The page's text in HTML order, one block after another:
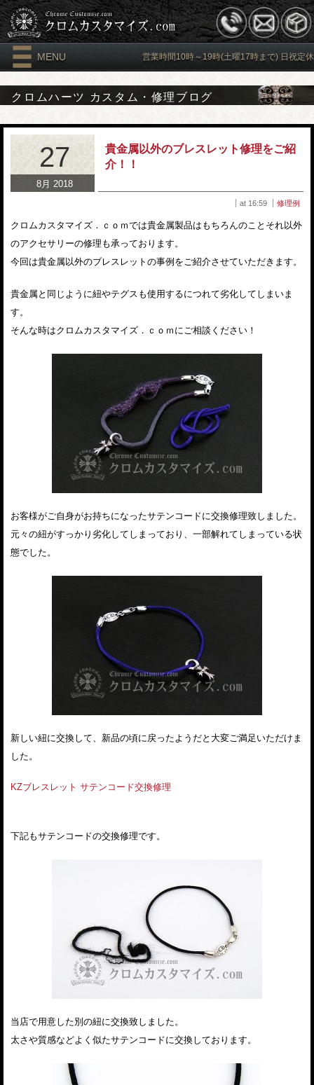
MENU 営業時間10時～19時(土曜17時まで) 日祝定休
クロムハーツ カスタム・修理ブログ
27
8月 2018
貴金属以外のブレスレット修理をご紹
介！！
at 16:59 修理例
クロムカスタマイズ．ｃｏｍでは貴金属製品はもちろんのことそれ以外
のアクセサリーの修理も承っております。
今回は貴金属以外のブレスレットの事例をご紹介させていただきます。
貴金属と同じように紐やテグスも使用するにつれて劣化してしまいま
す。
そんな時はクロムカスタマイズ．ｃｏｍにご相談ください！
お客様がご自身がお持ちになったサテンコードに交換修理致しました。
元々の紐がすっかり劣化してしまっており、一部解れてしまっている状
態でした。
新しい紐に交換して、新品の頃に戻ったようだと大変ご満足いただけま
した。
KZブレスレット サテンコード交換修理
下記もサテンコードの交換修理です。
当店で用意した別の紐に交換致しました。
太さや質感などよく似たサテンコードに交換しております。